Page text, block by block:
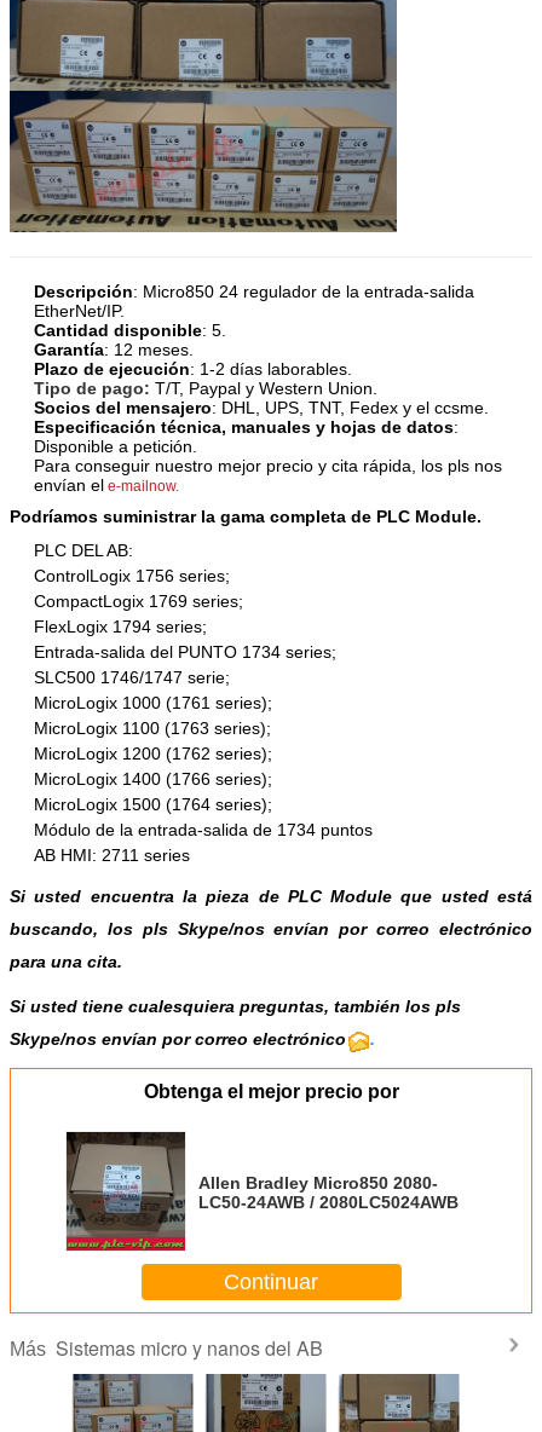
Descripción: Micro850 24 regulador de la entrada-salida
EtherNet/IP.
Cantidad disponible: 5.
Garantía: 12 meses.
Plazo de ejecución: 1-2 días laborables.
Tipo de pago: T/T, Paypal y Western Union.
Socios del mensajero: DHL, UPS, TNT, Fedex y el ccsme.
Especificación técnica, manuales y hojas de datos:
Disponible a petición.
Para conseguir nuestro mejor precio y cita rápida, los pls nos
envían el e-mailnow.
Podríamos suministrar la gama completa de PLC Module.
PLC DEL AB:
ControlLogix 1756 series;
CompactLogix 1769 series;
FlexLogix 1794 series;
Entrada-salida del PUNTO 1734 series;
SLC500 1746/1747 serie;
MicroLogix 1000 (1761 series);
MicroLogix 1100 (1763 series);
MicroLogix 1200 (1762 series);
MicroLogix 1400 (1766 series);
MicroLogix 1500 (1764 series);
Módulo de la entrada-salida de 1734 puntos
AB HMI: 2711 series
Si usted encuentra la pieza de PLC Module que usted está
buscando, los plsSkype/nos envían por correo electrónico
para una cita.
Si usted tiene cualesquiera preguntas, también los pls
Skype/nos envían por correo electrónico
.
Obtenga el mejor precio por
Allen Bradley Micro850 2080-
LC50-24AWB / 2080LC5024AWB
Continuar
Más Sistemas micro y nanos del AB